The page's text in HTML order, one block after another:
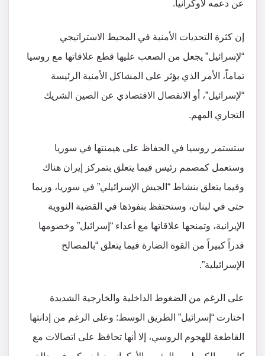
عن دعمه لأوكرانيا.
إن كثرة التحديات الأمنية في المحيط الاستراتيجي
“لإسرائيل” يجعل من الصعب عليها قطع علاقاتها مع روسيا
تماماً، الأمر الذي يؤثر على المشاكل الأمنية الرئيسة
“لإسرائيل”، أو الانفصال الاقتصادي عن الصين الشريك
التجاري المهم.
ستستمر روسيا في الحفاظ على هيمنتها في سوريا
وستعمل كمصمم رئيس فيما يتعلق بتمركز إيران هناك
وفيما يتعلق بنشاط “الجيش الإسرائيلي” في سوريا، وربما
حتى في لبنان، وستحتفظ بنفوذها في القضية النووية
الإيرانية، وتمنحها علاقاتها مع أعداء “إسرائيل” وخصومها
قدراً كبيراً من القوة الضارة فيما يتعلق “بالمصالح
الإسرائيلية”.
على الرغم من الضغوط الداخلية والخارجية الشديدة
اختارت “إسرائيل” الطريق الوسط: وعلى الرغم من إدانتها
القاطعة للهجوم الروسي، إلا أنها تحافظ على اتصالات مع